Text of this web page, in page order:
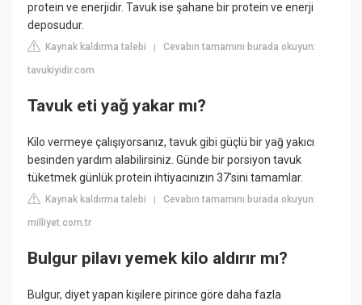
protein ve enerjidir. Tavuk ise şahane bir protein ve enerji
deposudur.
Kaynak kaldırma talebi |Cevabın tamamını burada okuyun:
tavukiyidir.com
Tavuk eti yağ yakar mı?
Kilo vermeye çalışıyorsanız, tavuk gibi güçlü bir yağ yakıcı
besinden yardım alabilirsiniz. Günde bir porsiyon tavuk
tüketmek günlük protein ihtiyacınızın 37'sini tamamlar.
Kaynak kaldırma talebi |Cevabın tamamını burada okuyun:
milliyet.com.tr
Bulgur pilavı yemek kilo aldırır mı?
Bulgur, diyet yapan kişilere pirince göre daha fazla